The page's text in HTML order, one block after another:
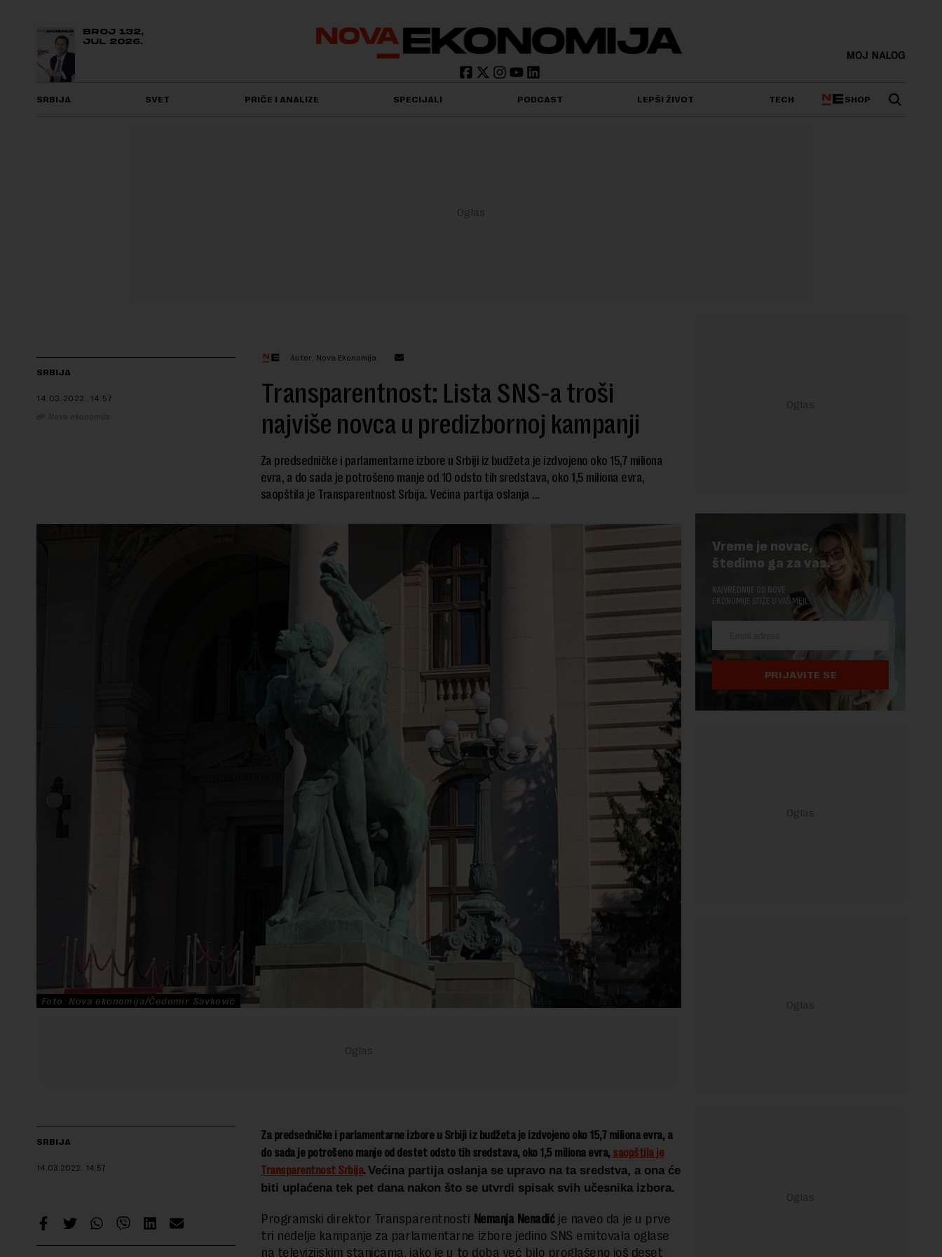
BROJ 132,
JUL 2026.
MOJ NALOG
SRBIJA SVET PRIČE I ANALIZE SPECIJALI PODCAST LEPŠI ŽIVOT TECH SHOP
SRBIJA
14.03.2022. 14:57
Nova ekonomija
Autor: Nova Ekonomija
Transparentnost: Lista SNS-a troši
najviše novca u predizbornoj kampanji
Za predsedničke i parlamentarne izbore u Srbiji iz budžeta je izdvojeno oko 15,7 miliona
evra, a do sada je potrošeno manje od 10 odsto tih sredstava, oko 1,5 miliona evra,
saopštila je Transparentnost Srbija. Većina partija oslanja ...
Foto: Nova ekonomija/Čedomir Savković
SRBIJA
14.03.2022. 14:57
Za predsedničke i parlamentarne izbore u Srbiji iz budžeta je izdvojeno oko 15,7 miliona evra, a
do sada je potrošeno manje od destet odsto tih sredstava, oko 1,5 miliona evra, saopštila je
Transparentnost Srbija. Većina partija oslanja se upravo na ta sredstva, a ona će
biti uplaćena tek pet dana nakon što se utvrdi spisak svih učesnika izbora.
Programski direktor Transparentnosti Nemanja Nenadićje naveo da je u prve
tri nedelje kampanje za parlamentarne izbore jedino SNS emitovala oglase
na televizijskim stanicama, iako je u to doba već bilo proglašeno još deset
Vreme je novac,
štedimo ga za vas.
NAJVREDNIJE OD NOVE
EKONOMIJE STIŽE U VAŠ MEJL.
PRIJAVITE SE